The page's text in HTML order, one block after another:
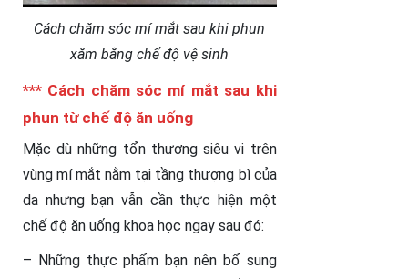
Cách chăm sóc mí mắt sau khi phun
xăm bằng chế độ vệ sinh
*** Cách chăm sóc mí mắt sau khi
phun từ chế độ ăn uống
Mặc dù những tổn thương siêu vi trên
vùng mí mắt nằm tại tầng thượng bì của
da nhưng bạn vẫn cần thực hiện một
chế độ ăn uống khoa học ngay sau đó:
– Những thực phẩm bạn nên bổ sung